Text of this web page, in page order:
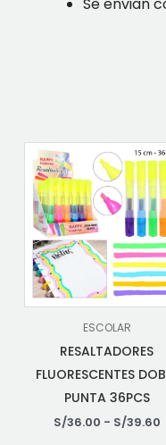
Se envian
ESCOLAR
RESALTADORES
FLUORESCENTES
PUNTA 36PCS
S/36.00 - S/39.60